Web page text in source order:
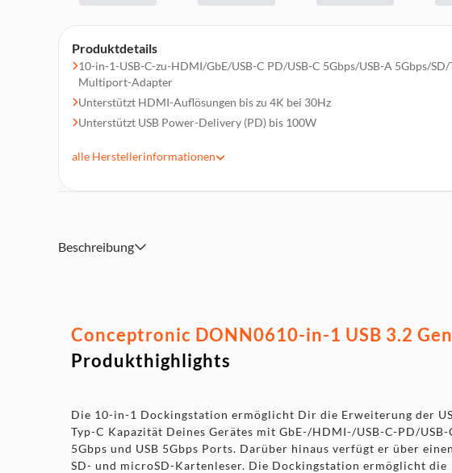
Produktdetails
10-in-1-USB-C-zu-HDMI/GbE/USB-C PD/USB-C 5Gbps/USB-A 5Gbps/SD/
Multiport-Adapter
Unterstützt HDMI-Auflösungen bis zu 4K bei 30Hz
Unterstützt USB Power-Delivery (PD) bis 100W
Unterstützt die Wake-on-LAN zum ferngesteuerten Starten von Rechnern
alle Herstellerinformationen
Beschreibung
Conceptronic DONN0610-in-1 USB 3.2
Produkthighlights
Die 10-in-1 Dockingstation ermöglicht Dir die Erweiterung der
Typ-C Kapazität Deines Gerätes mit GbE-/HDMI-/USB-C-PD/USB-
5Gbps und USB 5Gbps Ports. Darüber hinaus verfügt er über einen
SD- und microSD-Kartenleser. Die Dockingstation ermöglicht die